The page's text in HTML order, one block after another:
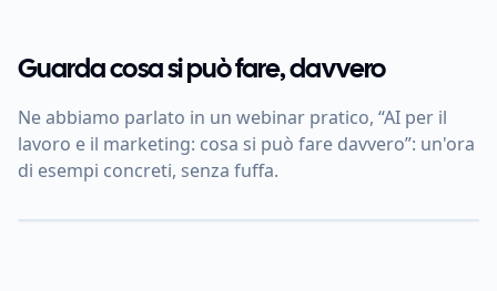
Guarda cosa si può fare, davvero
Ne abbiamo parlato in un webinar pratico, “AI per il
lavoro e il marketing: cosa si può fare davvero”: un'ora
di esempi concreti, senza fuffa.